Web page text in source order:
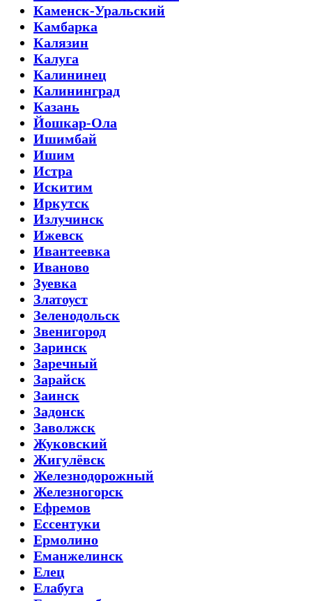
Каменск-Уральский
Камбарка
Калязин
Калуга
Калининец
Калининград
Казань
Йошкар-Ола
Ишимбай
Ишим
Истра
Искитим
Иркутск
Излучинск
Ижевск
Ивантеевка
Иваново
Зуевка
Златоуст
Зеленодольск
Звенигород
Заринск
Заречный
Зарайск
Заинск
Задонск
Заволжск
Жуковский
Жигулёвск
Железнодорожный
Железногорск
Ефремов
Ессентуки
Ермолино
Еманжелинск
Елец
Елабуга